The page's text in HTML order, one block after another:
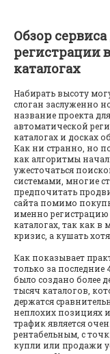
Обзор
регистрации в
каталогах
Набирать высоту
слоган заслуженно
название проекта для
автоматической
каталогах и досках
Как ни странно, но
как алгоритмы
ужесточаться
системами, многие
предпочитать
сайта помимо
именно регистрацию
каталогах, так как в
кризис, а кушать
Как показывает
только за последние
было создано более
тысяч каталогов,
держатся
неплохих позициях
трафик является
рентабельным, с
купли или продажи